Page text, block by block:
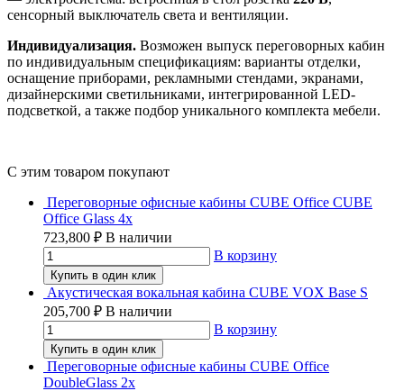
сенсорный выключатель света и вентиляции.
Индивидуализация. Возможен выпуск переговорных кабин
по индивидуальным спецификациям: варианты отделки,
оснащение приборами, рекламными стендами, экранами,
дизайнерскими светильниками, интегрированной LED-
подсветкой, а также подбор уникального комплекта мебели.
C этим товаром покупают
Переговорные офисные кабины CUBE Office CUBE
Office Glass 4x
723,800 ₽ В наличии
В корзину
Купить в один клик
Акустическая вокальная кабина CUBE VOX Base S
205,700 ₽ В наличии
В корзину
Купить в один клик
Переговорные офисные кабины CUBE Office
DoubleGlass 2x